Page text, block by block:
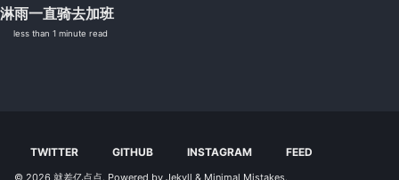
淋雨一直骑去加班
less than 1 minute read
TWITTER GITHUB INSTAGRAM FEED
© 2026 就差亿点点. Powered by Jekyll & Minimal Mistakes.